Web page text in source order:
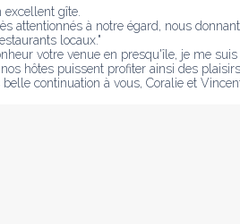
gîte.
attentionnés à notre égard, nous
locaux."
votre venue en presqu'île, je me
hôtes puissent profiter ainsi des
continuation à vous, Coralie et